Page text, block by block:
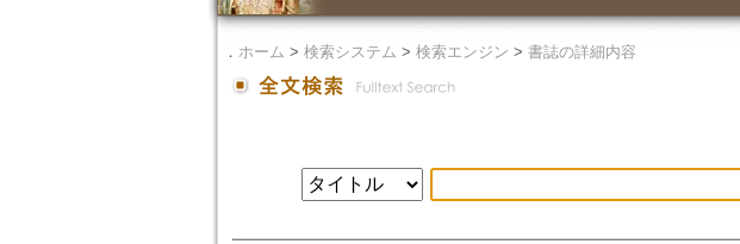
． ホーム > 検索システム > 検索エンジン > 書誌の詳細内容